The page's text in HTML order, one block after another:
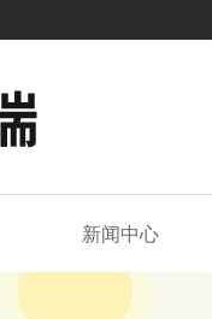
新闻中心